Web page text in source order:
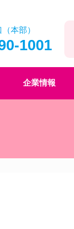
本部）
1001
企業情報